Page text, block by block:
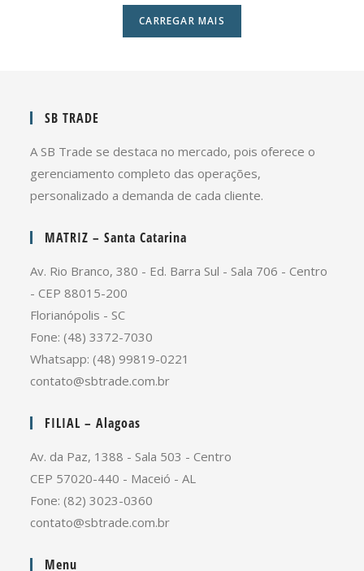
CARREGAR MAIS
SB TRADE
A SB Trade se destaca no mercado, pois oferece o
gerenciamento completo das operações,
personalizado a demanda de cada cliente.
MATRIZ – Santa Catarina
Av. Rio Branco, 380 - Ed. Barra Sul - Sala 706 - Centro
- CEP 88015-200
Florianópolis - SC
Fone: (48) 3372-7030
Whatsapp: (48) 99819-0221
contato@sbtrade.com.br
FILIAL – Alagoas
Av. da Paz, 1388 - Sala 503 - Centro
CEP 57020-440 - Maceió - AL
Fone: (82) 3023-0360
contato@sbtrade.com.br
Menu